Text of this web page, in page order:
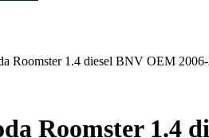
Roomster 1.4 diesel BNV OEM
Roomster 1.4